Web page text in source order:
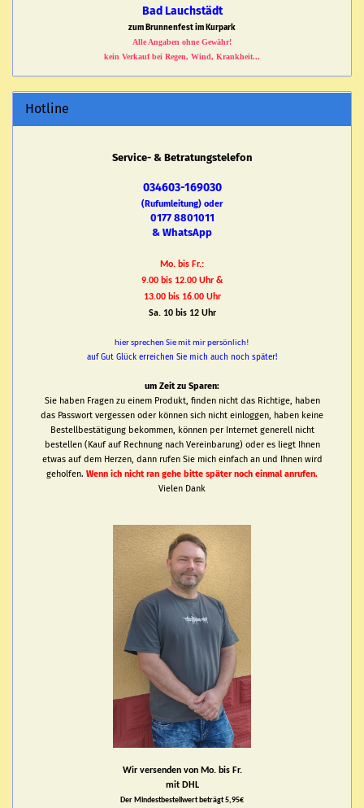
Bad Lauchstädt
zum Brunnenfest im Kurpark
Alle Angaben ohne Gewähr!
kein Verkauf bei Regen, Wind, Krankheit...
Hotline
Service- & Betratungstelefon
034603-169030
(Rufumleitung) oder
0177 8801011
& WhatsApp
Mo. bis Fr.:
9.00 bis 12.00 Uhr &
13.00 bis 16.00 Uhr
Sa. 10 bis 12 Uhr
hier sprechen Sie mit mir persönlich!
auf Gut Glück erreichen Sie mich auch noch später!
um Zeit zu Sparen:
Sie haben Fragen zu einem Produkt, finden nicht das Richtige, haben
das Passwort vergessen oder können sich nicht einloggen, haben keine
Bestellbestätigung bekommen, können per Internet generell nicht
bestellen (Kauf auf Rechnung nach Vereinbarung) oder es liegt Ihnen
etwas auf dem Herzen, dann rufen Sie mich einfach an und Ihnen wird
geholfen. Wenn ich nicht ran gehe bitte später noch einmal anrufen.
Vielen Dank
Wir versenden von Mo. bis Fr.
mit DHL
Der Mindestbestellwert beträgt 5,95€